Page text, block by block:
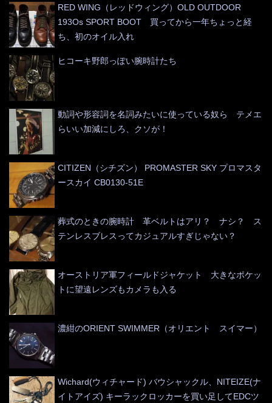
RED WING（レッドウィング）OLD OUTDOOR
193Os SPORT BOOT 買ってから一年ちょっと経
ち、初のオイル入れ
ヒコーキ野郎っぽい腕時計たち
動詞や形容詞を名詞みたいに使っている奴ら テメエ
らいい加減にしろ、クソが！
CITIZEN（シチズン） PROMASTER SKY プロマスタ
ースカイ CB0130-51E
葬式のときの腕時計 革ベルトはアリ？ ナシ？ ス
テンレスブレスってカジュアルすぎじゃない？
オーストリア軍フィールドジャケット 大きなポケッ
トに望遠レンズもカメラも入る
濃紺のORIENT SWIMMER（オリエント スイマー）
Wichard(ウィチャード) バウシャックル、NITEIZE(ナ
イトアイズ) キーラックロッカーを買い足してEDCツ